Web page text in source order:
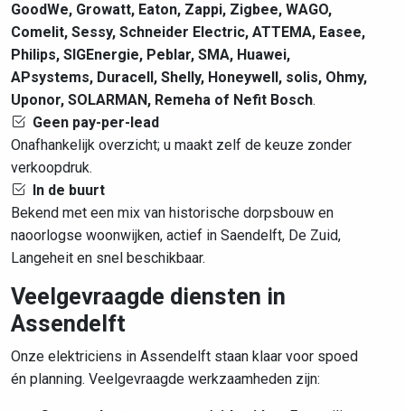
GoodWe, Growatt, Eaton, Zappi, Zigbee, WAGO,
Comelit, Sessy, Schneider Electric, ATTEMA, Easee,
Philips, SIGEnergie, Peblar, SMA, Huawei,
APsystems, Duracell, Shelly, Honeywell, solis, Ohmy,
Uponor, SOLARMAN, Remeha of Nefit Bosch.
Geen pay-per-lead
Onafhankelijk overzicht; u maakt zelf de keuze zonder
verkoopdruk.
In de buurt
Bekend met een mix van historische dorpsbouw en
naoorlogse woonwijken, actief in Saendelft, De Zuid,
Langeheit en snel beschikbaar.
Veelgevraagde diensten in
Assendelft
Onze elektriciens in Assendelft staan klaar voor spoed
én planning. Veelgevraagde werkzaamheden zijn: